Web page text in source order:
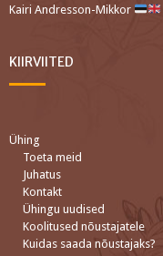
Kairi Andresson-Mikkor
KIIRVIITED
Ühing
Toeta meid
Juhatus
Kontakt
Ühingu uudised
Koolitused nõustajatele
Kuidas saada nõustajaks?